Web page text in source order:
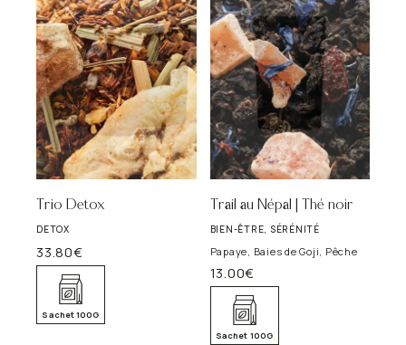
Trio Detox
DETOX
33.80€
Sachet 100G
Trail au Népal | Thé noir
BIEN-ÊTRE, SÉRÉNITÉ
Papaye, Baies de Goji, Pêche
13.00€
Sachet 100G